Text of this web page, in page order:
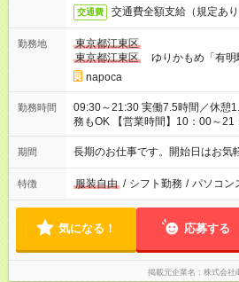
交通費 交通費全額支給（規定あり
勤務地
東京都江東区
東京都江東区
ゆりかもめ「有明
napoca
勤務時間
09:30～21:30 実働7.5時間／休憩1.5時間 シフト制 ※時短勤
務もOK 【営業時間】10：00～21
期間 長期のお仕事です。開始日はお気
特徴 服装自由 / シフト勤務 / パソコン
気になる！ 応募する
掲載元企業名 株式会社